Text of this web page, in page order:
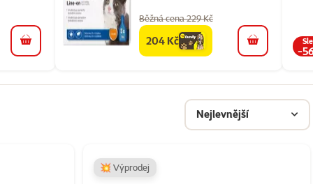
do košíku
Běžná cena 229 Kč
familycena
204 Kč do košíku -
Nejlevnější
💥 Výprodej